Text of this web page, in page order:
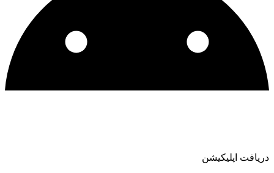
دریافت اپلیکیشن